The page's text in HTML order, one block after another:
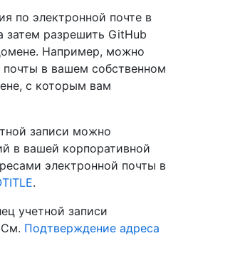
по электронной почте в
разрешить GitHub
Например, можно
почты в вашем собственном
с которым вам
записи можно
в вашей корпоративной
электронной почты в
.
учетной записи
См. Подтверждение адреса